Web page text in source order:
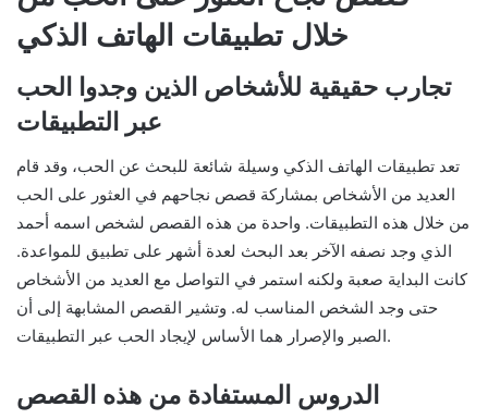
خلال تطبيقات الهاتف الذكي
تجارب حقيقية للأشخاص الذين وجدوا الحب
عبر التطبيقات
تعد تطبيقات الهاتف الذكي وسيلة شائعة للبحث عن الحب، وقد قام
العديد من الأشخاص بمشاركة قصص نجاحهم في العثور على الحب
من خلال هذه التطبيقات. واحدة من هذه القصص لشخص اسمه أحمد
الذي وجد نصفه الآخر بعد البحث لعدة أشهر على تطبيق للمواعدة.
كانت البداية صعبة ولكنه استمر في التواصل مع العديد من الأشخاص
حتى وجد الشخص المناسب له. وتشير القصص المشابهة إلى أن
الصبر والإصرار هما الأساس لإيجاد الحب عبر التطبيقات.
الدروس المستفادة من هذه القصص